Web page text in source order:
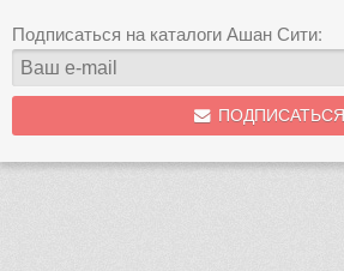
Подписаться на каталоги Ашан Сити:
ПОДПИСАТЬСЯ